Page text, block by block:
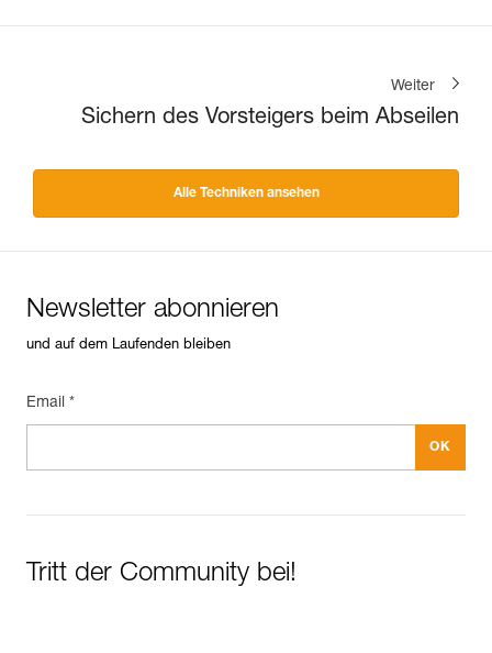
Weiter
Sichern des Vorsteigers beim Abseilen
Alle Techniken ansehen
Newsletter abonnieren
und auf dem Laufenden bleiben
Email *
Tritt der Community bei!